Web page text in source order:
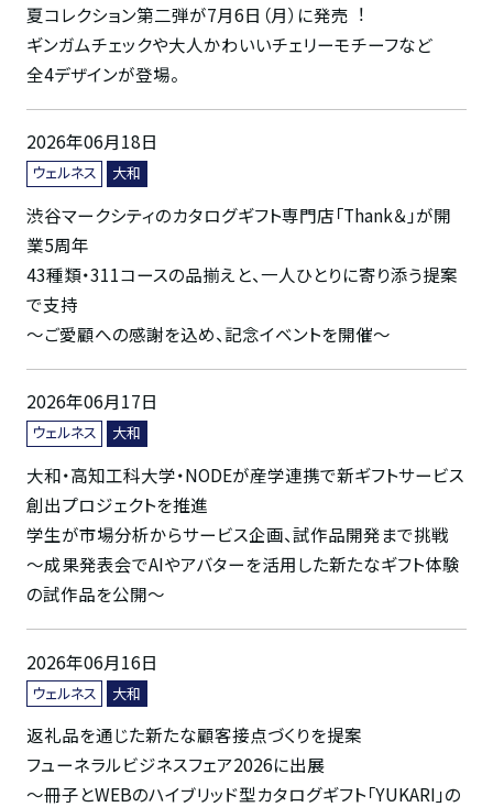
夏コレクション第二弾が7月6日（月）に発売︕
ギンガムチェックや大人かわいいチェリーモチーフなど
全4デザインが登場。
2026年06月18日
ウェルネス 大和
渋谷マークシティのカタログギフト専門店「Thank＆」が開
業5周年
43種類・311コースの品揃えと、一人ひとりに寄り添う提案
で支持
～ご愛顧への感謝を込め、記念イベントを開催～
2026年06月17日
ウェルネス 大和
大和・高知工科大学・NODEが産学連携で新ギフトサービス
創出プロジェクトを推進
学生が市場分析からサービス企画、試作品開発まで挑戦
～成果発表会でAIやアバターを活用した新たなギフト体験
の試作品を公開～
2026年06月16日
ウェルネス 大和
返礼品を通じた新たな顧客接点づくりを提案
フューネラルビジネスフェア2026に出展
～冊子とWEBのハイブリッド型カタログギフト「YUKARI」の